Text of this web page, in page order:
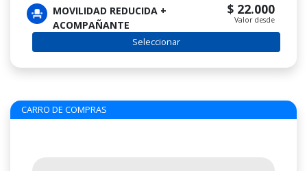
MOVILIDAD REDUCIDA +
ACOMPAÑANTE
$ 22.000
Valor desde
Seleccionar
CARRO DE COMPRAS